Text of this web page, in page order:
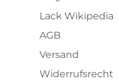
Lack Wikipedia
AGB
Versand
Widerrufsrecht